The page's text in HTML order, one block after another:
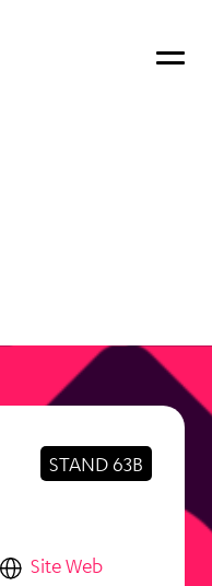
STAND 63B
Site Web